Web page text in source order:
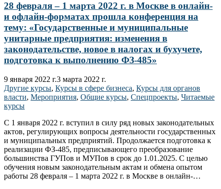
28 февраля – 1 марта 2022 г. в Москве в онлайн-
и офлайн-форматах прошла конференция на
тему: «Государственные и муниципальные
унитарные предприятия: изменения в
законодательстве, новое в налогах и бухучете,
подготовка к выполнению ФЗ-485»
9 января 2022 г.3 марта 2022 г.
Другие курсы, Курсы в сфере бизнеса, Курсы для органов
власти, Мероприятия, Общие курсы, Спецпроекты, Читаемые
курсы
С 1 января 2022 г. вступил в силу ряд новых законодательных
актов, регулирующих вопросы деятельности государственных
и муниципальных предприятий. Продолжается подготовка к
реализации ФЗ-485, предписывающего преобразование
большинства ГУПов и МУПов в срок до 1.01.2025. С целью
обучения новым законодательным актам и обмена опытом
работы 28 февраля – 1 марта 2022 г. в Москве в онлайн-…